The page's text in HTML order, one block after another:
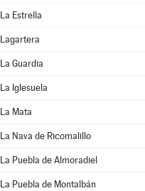
La Estrella
Lagartera
La Guardia
La Iglesuela
La Mata
La Nava de Ricomalillo
La Puebla de Almoradiel
La Puebla de Montalbán